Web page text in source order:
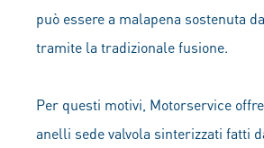
può essere a malapena sostenuta
tramite la tradizionale fusione.
Per questi motivi, Motorservice
anelli sede valvola sinterizzati fatti